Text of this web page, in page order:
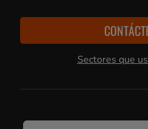
Sectores que